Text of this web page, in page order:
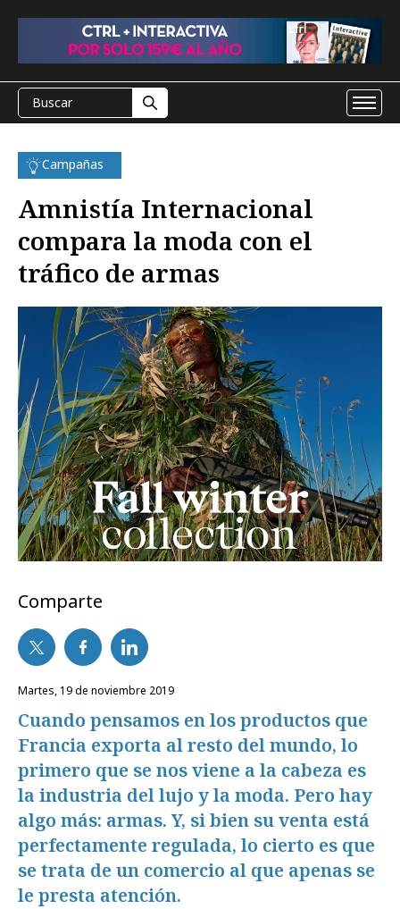
Campañas
Amnistía Internacional
compara la moda con el
tráfico de armas
Comparte
martes, 19 de noviembre 2019
Cuando pensamos en los productos que
Francia exporta al resto del mundo, lo
primero que se nos viene a la cabeza es
la industria del lujo y la moda. Pero hay
algo más: armas. Y, si bien su venta está
perfectamente regulada, lo cierto es que
se trata de un comercio al que apenas se
le presta atención.